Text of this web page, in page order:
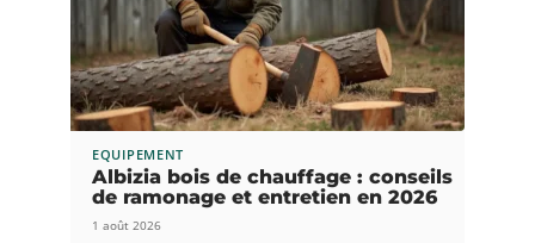
EQUIPEMENT
Albizia bois de chauffage : conseils
de ramonage et entretien en 2026
1 août 2026